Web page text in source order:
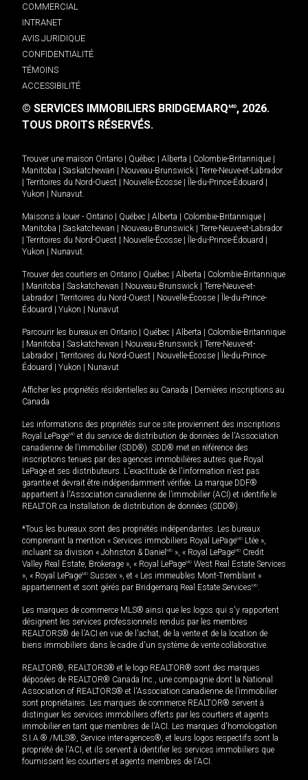
COMMERCIAL
INTRANET
AVIS JURIDIQUE
CONFIDENTIALITÉ
TÉMOINS
ACCESSIBILITÉ
© SERVICES IMMOBILIERS BRIDGEMARQMD, 2026.
TOUS DROITS RÉSERVÉS.
Trouver une maison Ontario | Québec | Alberta | Colombie-Britannique |
Manitoba | Saskatchewan | Nouveau-Brunswick | Terre-Neuve-et-Labrador
| Territoires du Nord-Ouest | Nouvelle-Écosse | Île-du-Prince-Édouard |
Yukon | Nunavut
Maisons à louer - Ontario | Québec | Alberta | Colombie-Britannique |
Manitoba | Saskatchewan | Nouveau-Brunswick | Terre-Neuve-et-Labrador
| Territoires du Nord-Ouest | Nouvelle-Écosse | Île-du-Prince-Édouard |
Yukon | Nunavut
Trouver des courtiers en Ontario | Québec | Alberta | Colombie-Britannique
| Manitoba | Saskatchewan | Nouveau-Brunswick | Terre-Neuve-et-
Labrador | Territoires du Nord-Ouest | Nouvelle-Écosse | Île-du-Prince-
Édouard | Yukon | Nunavut
Parcourir les bureaux en Ontario | Québec | Alberta | Colombie-Britannique
| Manitoba | Saskatchewan | Nouveau-Brunswick | Terre-Neuve-et-
Labrador | Territoires du Nord-Ouest | Nouvelle-Écosse | Île-du-Prince-
Édouard | Yukon | Nunavut
Afficher les propriétés résidentielles au Canada | Dernières inscriptions au
Canada
Les informations des propriétés sur ce site proviennent des inscriptions
Royal LePageMD et du service de distribution de données de l'Association
canadienne de l’immobilier (SDD®). SDD® met en référence des
inscriptions tenues par des agences immobilières autres que Royal
LePage et ses distributeurs. L'exactitude de l'information n'est pas
garantie et devrait être indépendamment vérifiée. La marque DDF®
appartient à l'Association canadienne de l’immobilier (ACI) et identifie le
REALTOR.ca Installation de distribution de données (SDD®).
*Tous les bureaux sont des propriétés indépendantes. Les bureaux
comprenant la mention « Services immobiliers Royal LePageMD Ltée »,
incluant sa division « Johnston & Daniel MD », « Royal LePageMD Credit
Valley Real Estate, Brokerage », « Royal LePageMD West Real Estate Services
», « Royal LePageMD Sussex », et « Les immeubles Mont-Tremblant »
appartiennent et sont gérés par Bridgemarq Real Estate ServicesMD
Les marques de commerce MLS® ainsi que les logos qui s'y rapportent
désignent les services professionnels rendus par les membres
REALTORS® de l'ACI en vue de l'achat, de la vente et de la location de
biens immobiliers dans le cadre d'un système de vente collaborative.
REALTOR®, REALTORS® et le logo REALTOR® sont des marques
déposées de REALTOR® Canada Inc., une compagnie dont la National
Association of REALTORS® et l'Association canadienne de l’immobilier
sont propriétaires. Les marques de commerce REALTOR® servent à
distinguer les services immobiliers offerts par les courtiers et agents
immobilier en tant que membres de l'ACI. Les marques d'homologation
S.I.A.® /MLS®, Service inter-agences®, et leurs logos respectifs sont la
propriété de l'ACI, et ils servent à identifier les services immobiliers que
fournissent les courtiers et agents membres de l'ACI.